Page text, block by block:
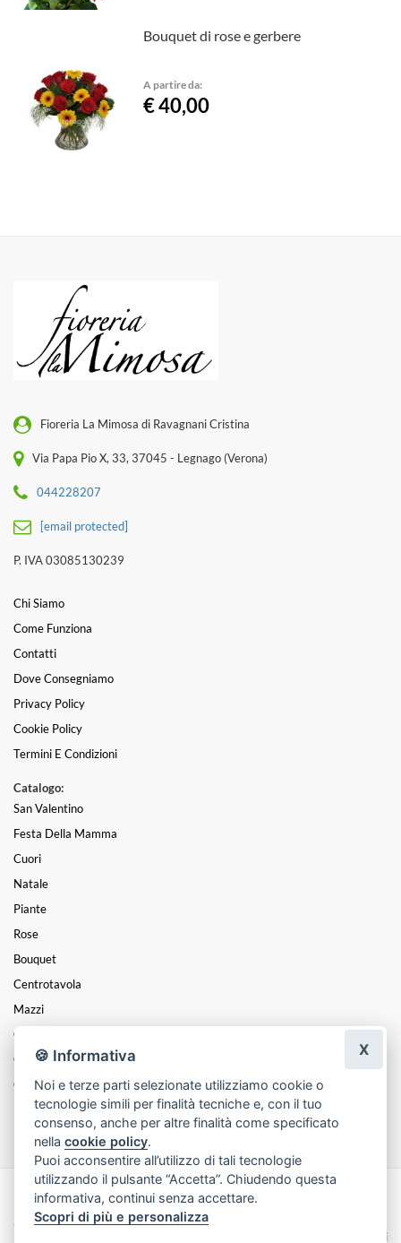
Bouquet di rose e gerbere
A partire da:
€ 40,00
Fioreria La Mimosa di Ravagnani Cristina
Via Papa Pio X, 33, 37045 - Legnago (Verona)
044228207
[email protected]
P. IVA 03085130239
Chi Siamo
Come Funziona
Contatti
Dove Consegniamo
Privacy Policy
Cookie Policy
Termini E Condizioni
Catalogo:
San Valentino
Festa Della Mamma
Cuori
Natale
Piante
Rose
Bouquet
Centrotavola
Mazzi
Coroncine
Composizioni
Cesti
Funebre
Made with byInfoser.it- Realizzazione Siti ecommerce per Fioristi
2026
Termini e Condizioni
🍪 Informativa
Noi e terze parti selezionate utilizziamo cookie o
tecnologie simili per finalità tecniche e, con il tuo
consenso, anche per altre finalità come specificato
nellacookie policy.
Puoi acconsentire all’utilizzo di tali tecnologie
utilizzando il pulsante “Accetta”. Chiudendo questa
informativa, continui senza accettare.
Scopri di più e personalizza
X